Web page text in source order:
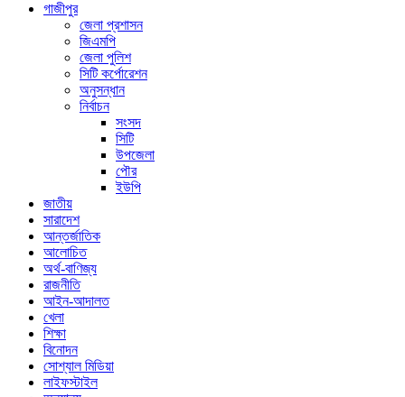
গাজীপুর
জেলা প্রশাসন
জিএমপি
জেলা পুলিশ
সিটি কর্পোরেশন
অনুসন্ধান
নির্বাচন
সংসদ
সিটি
উপজেলা
পৌর
ইউপি
জাতীয়
সারাদেশ
আন্তর্জাতিক
আলোচিত
অর্থ-বাণিজ্য
রাজনীতি
আইন-আদালত
খেলা
শিক্ষা
বিনোদন
সোশ্যাল মিডিয়া
লাইফস্টাইল